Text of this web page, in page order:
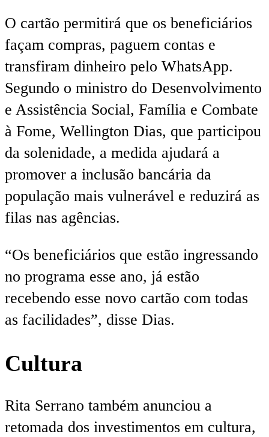
O cartão permitirá que os beneficiários
façam compras, paguem contas e
transfiram dinheiro pelo WhatsApp.
Segundo o ministro do Desenvolvimento
e Assistência Social, Família e Combate
à Fome, Wellington Dias, que participou
da solenidade, a medida ajudará a
promover a inclusão bancária da
população mais vulnerável e reduzirá as
filas nas agências.
“Os beneficiários que estão ingressando
no programa esse ano, já estão
recebendo esse novo cartão com todas
as facilidades”, disse Dias.
Cultura
Rita Serrano também anunciou a
retomada dos investimentos em cultura,